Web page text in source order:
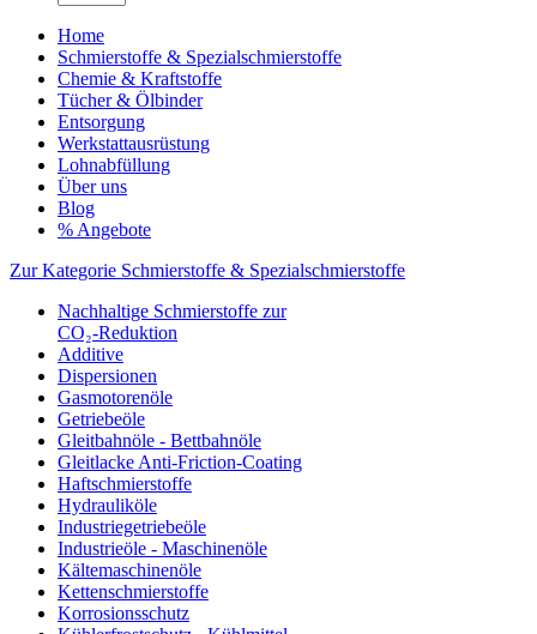
Home
Schmierstoffe & Spezialschmierstoffe
Chemie & Kraftstoffe
Tücher & Ölbinder
Entsorgung
Werkstattausrüstung
Lohnabfüllung
Über uns
Blog
% Angebote
Zur Kategorie Schmierstoffe & Spezialschmierstoffe
Nachhaltige Schmierstoffe zur
CO₂-Reduktion
Additive
Dispersionen
Gasmotorenöle
Getriebeöle
Gleitbahnöle - Bettbahnöle
Gleitlacke Anti-Friction-Coating
Haftschmierstoffe
Hydrauliköle
Industriegetriebeöle
Industrieöle - Maschinenöle
Kältemaschinenöle
Kettenschmierstoffe
Korrosionsschutz